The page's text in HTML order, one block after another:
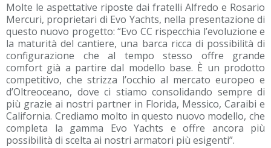
Molte le aspettative riposte dai fratelli Alfredo e Rosario
Mercuri, proprietari di Evo Yachts, nella presentazione di
questo nuovo progetto: “Evo CC rispecchia l’evoluzione e
la maturità del cantiere, una barca ricca di possibilità di
configurazione che al tempo stesso offre grande
comfort già a partire dal modello base. È un prodotto
competitivo, che strizza l’occhio al mercato europeo e
d’Oltreoceano, dove ci stiamo consolidando sempre di
più grazie ai nostri partner in Florida, Messico, Caraibi e
California. Crediamo molto in questo nuovo modello, che
completa la gamma Evo Yachts e offre ancora più
possibilità di scelta ai nostri armatori più esigenti”.